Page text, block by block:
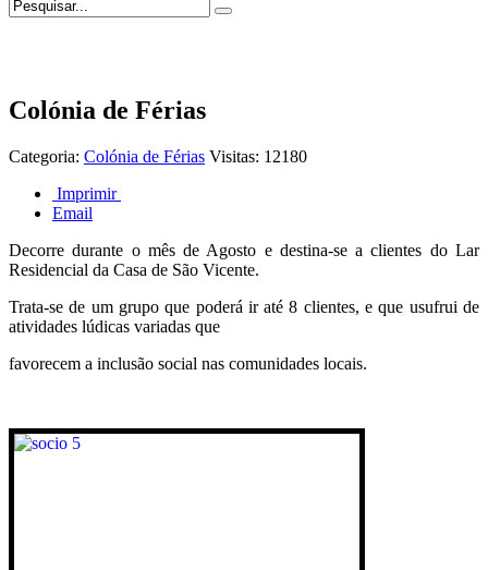
Colónia de Férias
Categoria: Colónia de Férias Visitas: 12180
Imprimir
Email
Decorre durante o mês de Agosto e destina-se a clientes do Lar
Residencial da Casa de São Vicente.
Trata-se de um grupo que poderá ir até 8 clientes, e que usufrui de
atividades lúdicas variadas que
favorecem a inclusão social nas comunidades locais.